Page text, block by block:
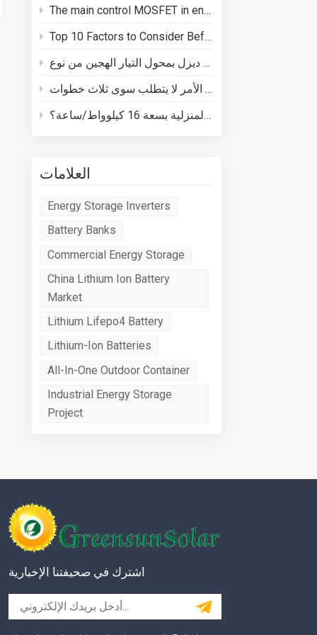
The main control MOSFET in energy storage batteries plays three core roles in BMS safety
Top 10 Factors to Consider Before Buying a Energy Storage System
كيفية توصيل نظام تخزين الطاقة المنزلية بسعة 16 كيلوواط/ساعة؟
العلامات
Energy Storage Inverters
Battery Banks
Commercial Energy Storage
China Lithium Ion Battery
Market
Lithium Lifepo4 Battery
Lithium-Ion Batteries
All-In-One Outdoor Container
Industrial Energy Storage
Project
اشترك في صحيفتنا الإخبارية